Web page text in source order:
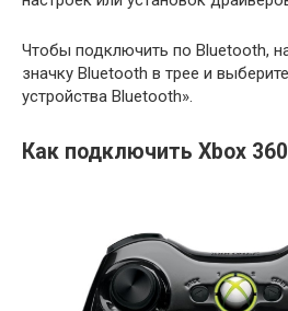
Чтобы подключить по Bluetooth,
значку Bluetooth в трее и
устройства Bluetooth».
Как подключить Xbox